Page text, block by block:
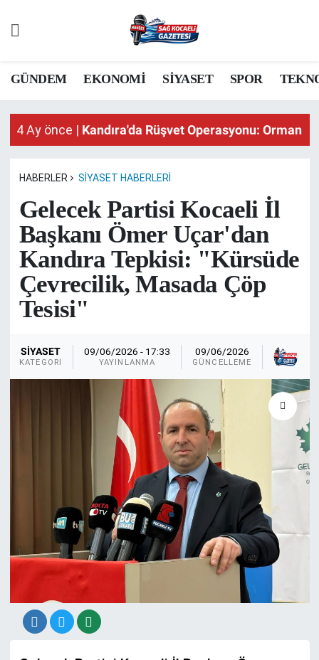
GÜNDEM EKONOMİ SİYASET SPOR
4 Ay önce |Kandıra'da Rüşvet Operasyonu: Orman
4 Ay önce | Kandıra'da Rüşvet Operasyonu: Orman
HABERLER SİYASET HABERLERI
Gelecek Partisi Kocaeli İl
Başkanı Ömer Uçar'dan
Kandıra Tepkisi: "Kürsüde
Çevrecilik, Masada Çöp
Tesisi"
SİYASET
KATEGORI
09/06/2026 - 17:33
YAYINLANMA
09/06/2026
GÜNCELLEME
SİYASET
TEKNOLOJİ
SAĞLIK
DÜNYA
İSLAM